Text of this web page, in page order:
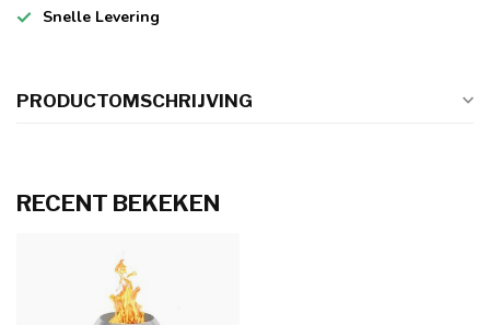
Snelle Levering
PRODUCTOMSCHRIJVING
RECENT BEKEKEN